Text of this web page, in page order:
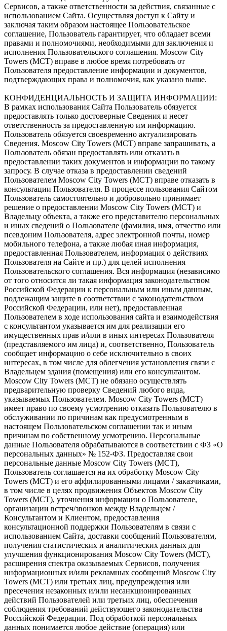
Сервисов, а также ответственности за действия, связанные с
использованием Сайта. Осуществляя доступ к Сайту и
заключая таким образом настоящее Пользовательское
соглашение, Пользователь гарантирует, что обладает всеми
правами и полномочиями, необходимыми для заключения и
исполнения Пользовательского соглашения. Moscow City
Towers (МСТ) вправе в любое время потребовать от
Пользователя предоставление информации и документов,
подтверждающих права и полномочия, как указано выше.
КОНФИДЕНЦИАЛЬНОСТЬ И ЗАЩИТА ИНФОРМАЦИИ:
В рамках использования Сайта Пользователь обязуется
предоставлять только достоверные Сведения и несет
ответственность за предоставленную им информацию.
Пользователь обязуется своевременно актуализировать
Сведения. Moscow City Towers (МСТ) вправе запрашивать, а
Пользователь обязан предоставлять или отказать в
предоставлении таких документов и информации по такому
запросу. В случае отказа в предоставлении сведений
Пользователем Moscow City Towers (МСТ) вправе отказать в
консультации Пользователя. В процессе пользования Сайтом
Пользователь самостоятельно и добровольно принимает
решение о предоставлении Moscow City Towers (МСТ) и
Владельцу объекта, а также его представителю персональных
и иных сведений о Пользователе (фамилия, имя, отчество или
псевдоним Пользователя, адрес электронной почты, номер
мобильного телефона, а также любая иная информация,
предоставленная Пользователем, информация о действиях
Пользователя на Сайте и пр.) для целей исполнения
Пользовательского соглашения. Вся информация (независимо
от того относится ли такая информация законодательством
Российской Федерации к персональным или иным данным,
подлежащим защите в соответствии с законодательством
Российской Федерации, или нет), предоставленная
Пользователем в ходе использования сайта и взаимодействия
с консультантом указывается им для реализации его
имущественных прав и/или в иных интересах Пользователя
(представляемого им лица) и, соответственно, Пользователь
сообщает информацию о себе исключительно в своих
интересах, в том числе для облегчения установления связи с
Владельцем здания (помещения) или его консультантом.
Moscow City Towers (МСТ) не обязано осуществлять
предварительную проверку Сведений любого вида,
указываемых Пользователем. Moscow City Towers (МСТ)
имеет право по своему усмотрению отказать Пользователю в
обслуживании по причинам как предусмотренным в
настоящем Пользовательском соглашении так и иным
причинам по собственному усмотрению. Персональные
данные Пользователя обрабатываются в соответствии с ФЗ «О
персональных данных» № 152-ФЗ. Предоставляя свои
персональные данные Moscow City Towers (МСТ),
Пользователь соглашается на их обработку Moscow City
Towers (МСТ) и его аффилированными лицами / заказчиками,
в том числе в целях продвижения Объектов Moscow City
Towers (МСТ), уточнения информации о Пользователе,
организации встреч/звонков между Владельцем /
Консультантом и Клиентом, предоставления
консультационной поддержки Пользователям в связи с
использованием Сайта, доставки сообщений Пользователям,
получения статистических и аналитических данных для
улучшения функционирования Moscow City Towers (МСТ),
расширения спектра оказываемых Сервисов, получения
информационных и/или рекламных сообщений Moscow City
Towers (МСТ) или третьих лиц, предупреждения или
пресечения незаконных и/или несанкционированных
действий Пользователей или третьих лиц, обеспечения
соблюдения требований действующего законодательства
Российской Федерации. Под обработкой персональных
данных понимается любое действие (операция) или